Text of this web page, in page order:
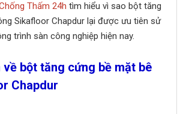
Thấm 24h tìm hiểu vì sao bột tăng
Sikafloor Chapdur lại được ưu tiên sử
trình sàn công nghiệp hiện nay.
về bột tăng cứng bề mặt bê
Chapdur